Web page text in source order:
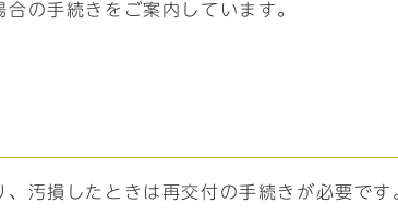
の手続きをご案内しています。
汚損したときは再交付の手続きが必要です